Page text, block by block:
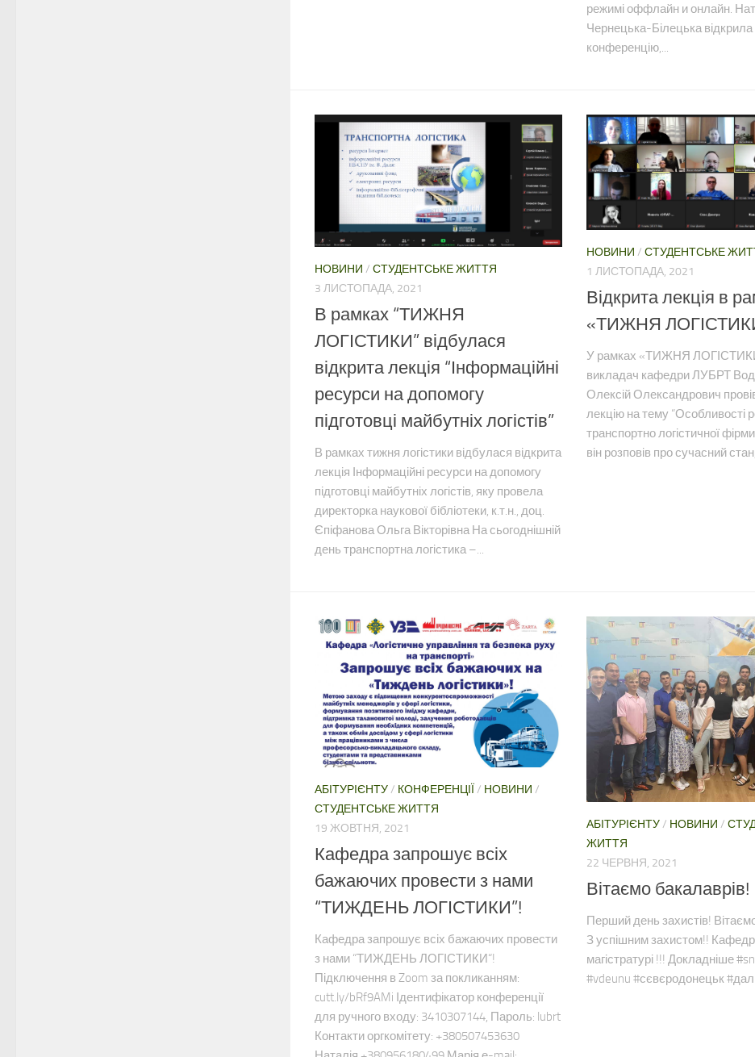
режимі оффлайн и онлайн.
Чернецька-Білецька відкрила
конференцію,...
НОВИНИ / СТУДЕНТСЬКЕ ЖИТТЯ
3 ЛИСТОПАДА, 2021
В рамках “ТИЖНЯ
ЛОГІСТИКИ” відбулася
відкрита лекція “Інформаційні
ресурси на допомогу
підготовці майбутніх логістів”
В рамках тижня логістики відбулася відкрита
лекція Інформаційні ресурси на допомогу
підготовці майбутніх логістів, яку провела
директорка наукової бібліотеки, к.т.н., доц.
Єпіфанова Ольга Вікторівна На сьогоднішній
день транспортна логістика –...
НОВИНИ / СТУДЕНТСЬКЕ
1 ЛИСТОПАДА, 2021
Відкрита лекція в
«ТИЖНЯ
У рамках «ТИЖНЯ
викладач кафедри ЛУБРТ
Олексій Олександрович
лекцію на тему “Особливості
транспортно логістичної
він розповів про сучасний
АБІТУРІЄНТУ/ КОНФЕРЕНЦІЇ / НОВИНИ /
СТУДЕНТСЬКЕ ЖИТТЯ
19 ЖОВТНЯ, 2021
Кафедра запрошує всіх
бажаючих провести з нами
“ТИЖДЕНЬ ЛОГІСТИКИ”!
Кафедра запрошує всіх бажаючих провести
з нами “ТИЖДЕНЬ ЛОГІСТИКИ“!
Підключення в Zoom за покликанням:
cutt.ly/bRf9AMi Ідентифікатор конференції
для ручного входу: 3410307144, Пароль: lubrt
Контакти оргкомітету: +380507453630
АБІТУРІЄНТУ/ НОВИНИ /
ЖИТТЯ
22 ЧЕРВНЯ, 2021
Вітаємо бакалаврів!
Перший день захистів!
З успішним захистом!!
магістратурі !!! Докладніше
#vdeunu #сєвєродонецьк